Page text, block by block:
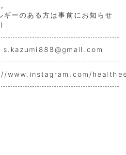
ギーのある方は事前にお知らせ
s.kazumi888@gmail.com
www.instagram.com/